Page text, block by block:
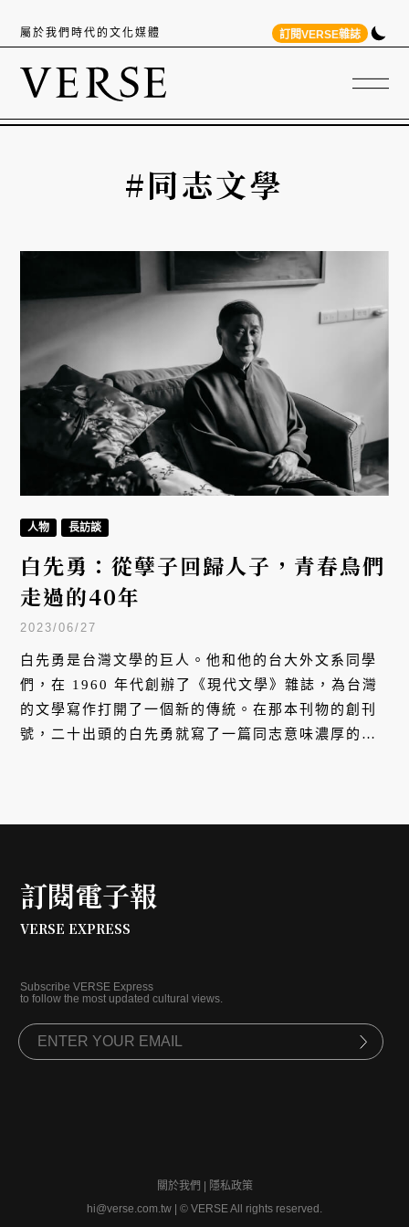
屬於我們時代的文化媒體 訂閱VERSE雜誌
#同志文學
人物 長訪談
白先勇：從孽子回歸人子，青春鳥們
走過的40年
2023/06/27
白先勇是台灣文學的巨人。他和他的台大外文系同學
們，在 1960 年代創辦了《現代文學》雜誌，為台灣
的文學寫作打開了一個新的傳統。在那本刊物的創刊
號，二十出頭的白先勇就寫了一篇同志意味濃厚的短
訂閱電子報
VERSE EXPRESS
Subscribe VERSE Express
to follow the most updated cultural views.
關於我們
隱私政策
hi@verse.com.tw
© VERSE All rights reserved.